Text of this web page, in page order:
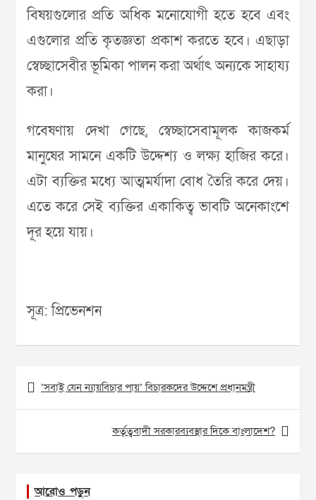
বিষয়গুলোর প্রতি অধিক মনোযোগী হতে হবে এবং
এগুলোর প্রতি কৃতজ্ঞতা প্রকাশ করতে হবে। এছাড়া
স্বেচ্ছাসেবীর ভূমিকা পালন করা অর্থাৎ অন্যকে সাহায্য
করা।
গবেষণায় দেখা গেছে, স্বেচ্ছাসেবামূলক কাজকর্ম
মানুষের সামনে একটি উদ্দেশ্য ও লক্ষ্য হাজির করে।
এটা ব্যক্তির মধ্যে আত্মমর্যাদা বোধ তৈরি করে দেয়।
এতে করে সেই ব্যক্তির একাকিত্ব ভাবটি অনেকাংশে
দূর হয়ে যায়।
সূত্র: প্রিভেনশন
Post
navigation
‘সবাই যেন ন্যায়বিচার পায়’ বিচারকদের উদ্দেশে প্রধানমন্ত্রী
কর্তৃত্ববাদী সরকারব্যবস্থার দিকে বাংলাদেশ?
আরোও পড়ুন